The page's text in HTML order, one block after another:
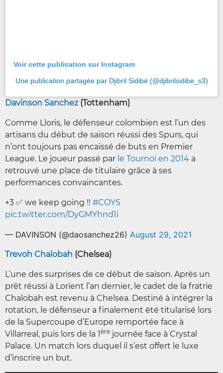
Voir cette publication sur Instagram
Une publication partagée par Djibril Sidibé (@djibrilsidibe_s3)
Davinson Sanchez(Tottenham)
Comme Lloris, le défenseur colombien est l’un des
artisans du début de saison réussi des Spurs, qui
n’ont toujours pas encaissé de buts en Premier
League. Le joueur passé par le Tournoi en 2014 a
retrouvé une place de titulaire grâce à ses
performances convaincantes.
+3 ✅ we keep going !! #COYS
pic.twitter.com/DyGMYhnd1i
— DAVINSON (@daosanchez26) August 29, 2021
Trevoh Chalobah (Chelsea)
L’une des surprises de ce début de saison. Après un
prêt réussi à Lorient l’an dernier, le cadet de la fratrie
Chalobah est revenu à Chelsea. Destiné à intégrer la
rotation, le défenseur a finalement été titularisé lors
de la Supercoupe d’Europe remportée face à
Villarreal, puis lors de la 1ère journée face à Crystal
Palace. Un match lors duquel il s’est offert le luxe
d’inscrire un but.